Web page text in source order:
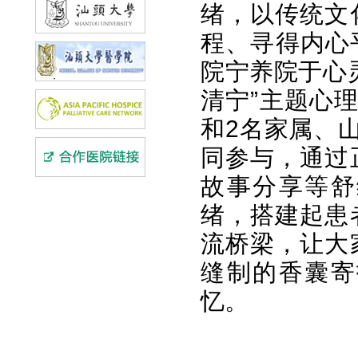
绪，以传统文
程、寻得内
院宁养院于心
清宁”主题心
和2名家属、
同参与，通
故事分享等
绪，搭建起患
流桥梁，让大
缝制的香囊
忆。